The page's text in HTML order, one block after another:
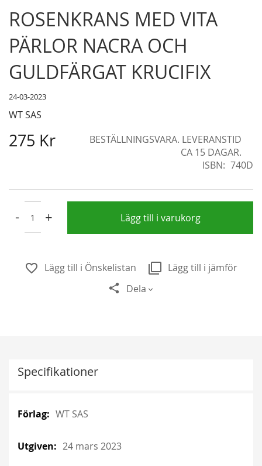
ROSENKRANS MED VITA
PÄRLOR NACRA OCH
GULDFÄRGAT KRUCIFIX
24-03-2023
WT SAS
275 Kr
BESTÄLLNINGSVARA. LEVERANSTID
CA 15 DAGAR.
ISBN
740D
- + Lägg till i varukorg
Lägg till i Önskelistan
Lägg till i jämför
Dela
Skip
to
the
beginning
of
the
gallery
Specifikationer
InformationWT SAS
24 mars 2023